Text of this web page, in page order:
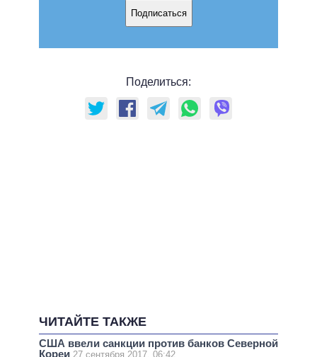
Подписаться
Поделиться:
ЧИТАЙТЕ ТАКЖЕ
США ввели санкции против банков Северной
Кореи 27 сентября 2017, 06:42